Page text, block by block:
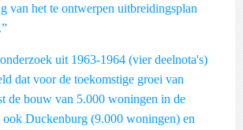
van het te ontwerpen uitbreidingsplan
uit 1963-1964 (vier deelnota's)
dat voor de toekomstige groei van
de bouw van 5.000 woningen in de
ook Duckenburg (9.000 woningen) en